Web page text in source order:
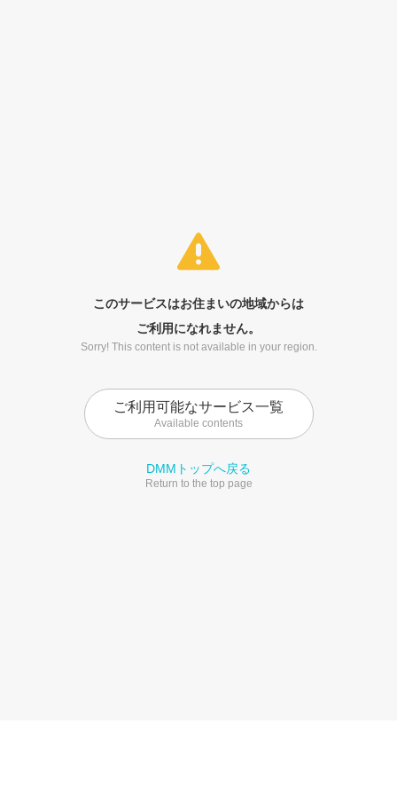
このサービスはお住まいの地域からは
ご利用になれません。
Sorry! This content is not available in your region.
ご利用可能なサービス一覧
Available contents
DMMトップへ戻る
Return to the top page